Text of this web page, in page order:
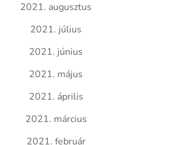
2021. augusztus
2021. július
2021. június
2021. május
2021. április
2021. március
2021. február